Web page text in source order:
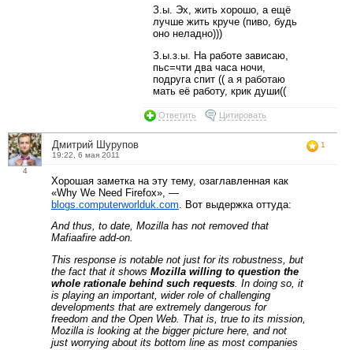
З.ы. Эх, жить хорошо, а ещё
лучше жить круче (пиво, будь
оно неладно)))
З.ы.з.ы. На работе зависаю,
пьс=чти два часа ночи,
подруга спит (( а я работаю
мать её работу, крик души((
Ответить Цитировать
4
Дмитрий Шурупов
19:22, 6 мая 2011
1
Хорошая заметка на эту тему, озаглавленная как
«Why We Need Firefox», —
blogs.computerworlduk.com . Вот выдержка оттуда:
And thus, to date, Mozilla has not removed that
Mafiaafire add-on.
This response is notable not just for its robustness, but
the fact that it shows Mozilla willing to question the
whole rationale behind such requests. In doing so, it
is playing an important, wider role of challenging
developments that are extremely dangerous for
freedom and the Open Web. That is, true to its mission,
Mozilla is looking at the bigger picture here, and not
just worrying about its bottom line as most companies